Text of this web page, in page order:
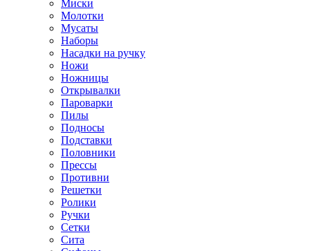
Миски
Молотки
Мусаты
Наборы
Насадки на ручку
Ножи
Ножницы
Открывалки
Пароварки
Пилы
Подносы
Подставки
Половники
Прессы
Противни
Решетки
Ролики
Ручки
Сетки
Сита